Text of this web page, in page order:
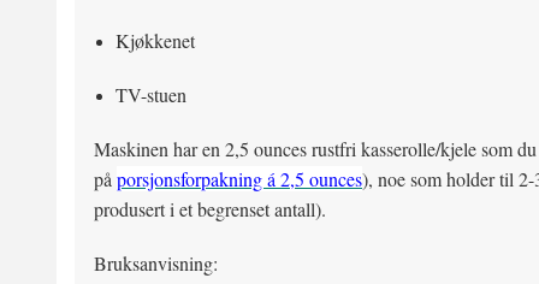
Kjøkkenet
TV-stuen
Maskinen har en 2,5 ounces rustfri kasserolle/kjele som
på porsjonsforpakning á 2,5 ounces), noe som holder til
produsert i et begrenset antall).
Bruksanvisning: